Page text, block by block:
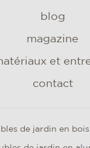
blog
magazine
et
contact
de jardin en